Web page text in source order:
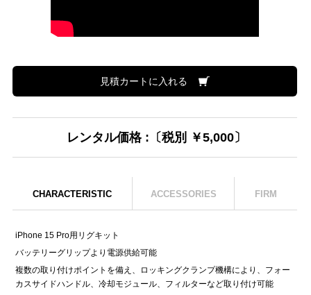
見積カートに入れる
レンタル価格 :〔税別 ￥5,000〕
CHARACTERISTIC ACCESSORIES FIRM
iPhone 15 Pro用リグキット
バッテリーグリップより電源供給可能
複数の取り付けポイントを備え、ロッキングクランプ機構により、フォー
カスサイドハンドル、冷却モジュール、フィルターなど取り付け可能